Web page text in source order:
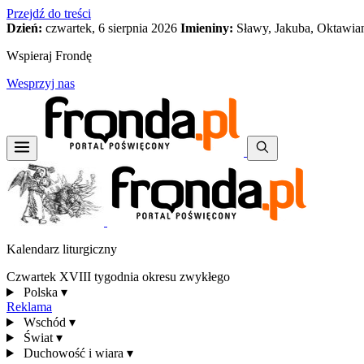
Przejdź do treści
Dzień: czwartek, 6 sierpnia 2026 Imieniny: Sławy, Jakuba,
Wspieraj Frondę
Wesprzyj nas
Kalendarz liturgiczny
Czwartek XVIII tygodnia okresu zwykłego
Polska ▾
Reklama
Wschód ▾
Świat ▾
Duchowość i wiara ▾